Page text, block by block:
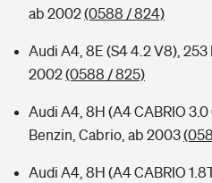
ab 2002(0588 / 824)
Audi A4, 8E (S4 4.2 V8),
2002(0588 / 825)
Audi A4, 8H (A4 CABRIO 3.0
Benzin, Cabrio, ab 2003
Audi A4, 8H (A4 CABRIO